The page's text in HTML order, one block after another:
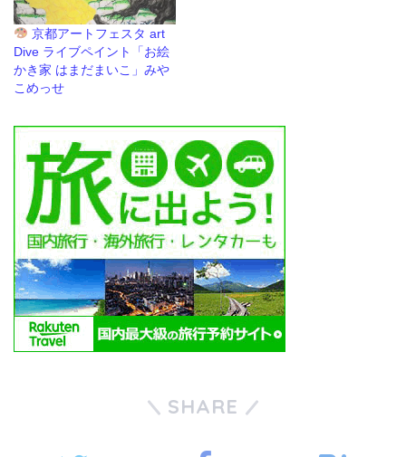
京都アートフェスタ art
Dive ライブペイント「お絵
かき家 はまだまいこ」みや
こめっせ
SHARE